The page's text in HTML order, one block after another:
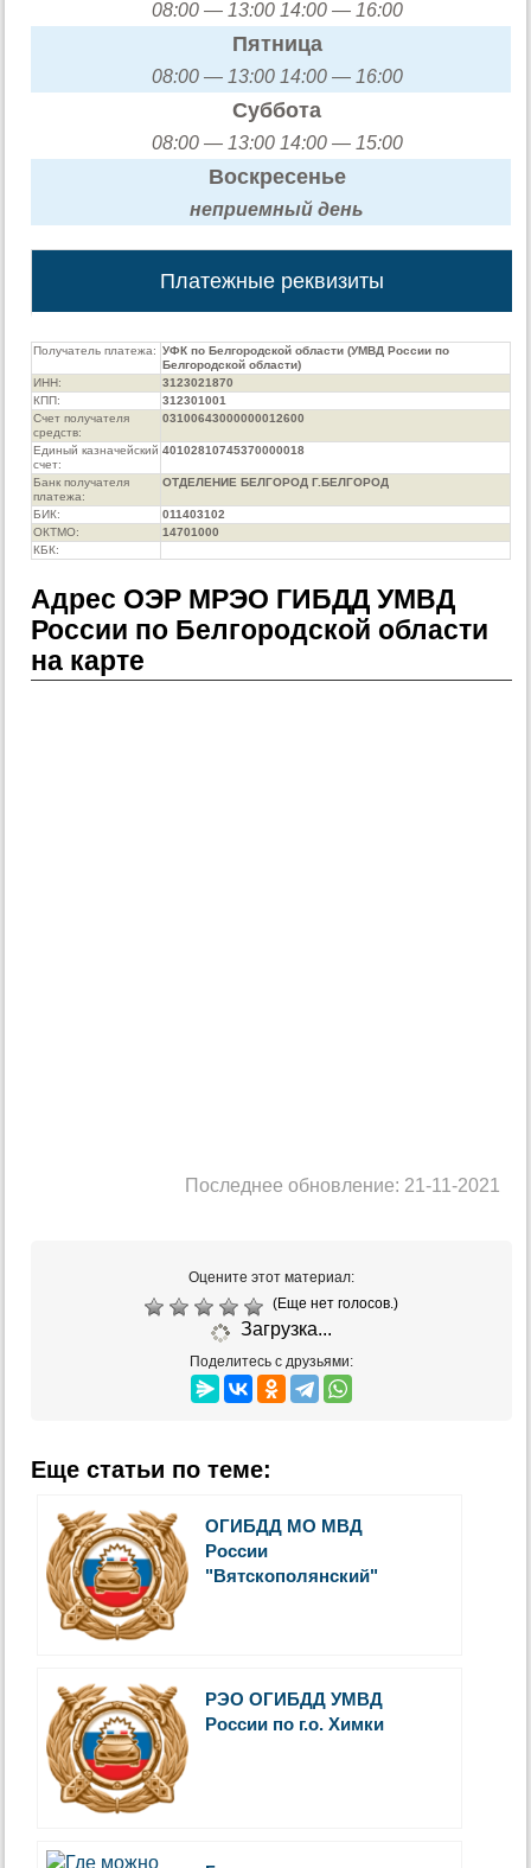
08:00 — 13:00 14:00 — 16:00
Пятница
08:00 — 13:00 14:00 — 16:00
Суббота
08:00 — 13:00 14:00 — 15:00
Воскресенье
неприемный день
Платежные реквизиты
Получатель платежа: УФК по Белгородской области (УМВД России по
Белгородской области)
ИНН:
3123021870
КПП:
312301001
Счет получателя
средств:
03100643000000012600
Единый казначейский
счет:
40102810745370000018
Банк получателя
платежа:
ОТДЕЛЕНИЕ БЕЛГОРОД Г.БЕЛГОРОД
БИК:
011403102
ОКТМО:
14701000
КБК:
Адрес ОЭР МРЭО ГИБДД УМВД
России по Белгородской области
на карте
Последнее обновление: 21-11-2021
Оцените этот материал:
(Еще нет голосов.)
Загрузка...
Поделитесь с друзьями:
Еще статьи по теме:
ОГИБДД МО МВД
России
"Вятскополянский"
РЭО ОГИБДД УМВД
России по г.о. Химки